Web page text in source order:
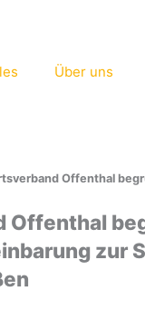
Über uns
Offenthal
Offenthal
zur